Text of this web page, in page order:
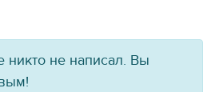
не написал. Вы